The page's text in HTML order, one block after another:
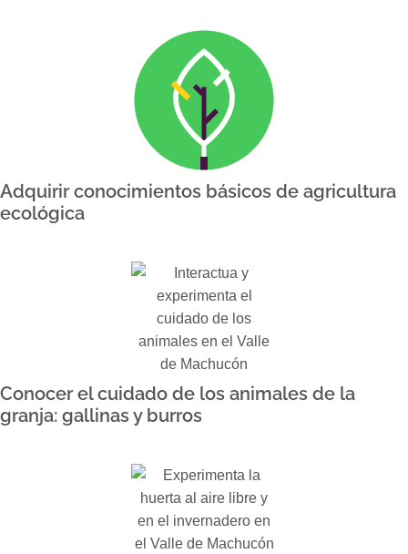
Adquirir conocimientos básicos de agricultura
ecológica
Conocer el cuidado de los animales de la
granja: gallinas y burros